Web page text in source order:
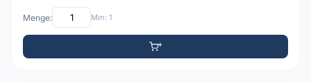
Menge: Min: 1